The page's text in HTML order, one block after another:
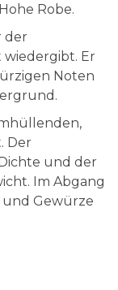
Robe.
der
Er
Noten
Der
und der
Im Abgang
und Gewürze